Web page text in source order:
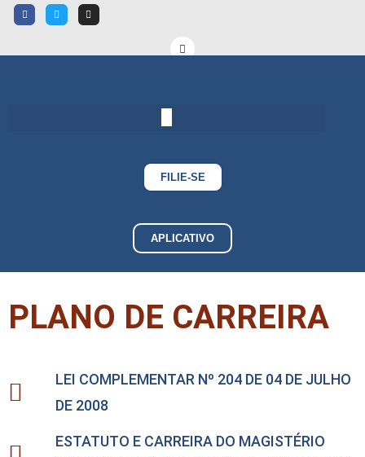
FILIE-SE
APLICATIVO
PLANO DE CARREIRA
LEI COMPLEMENTAR Nº 204 DE 04 DE JULHO
DE 2008
ESTATUTO E CARREIRA DO MAGISTÉRIO